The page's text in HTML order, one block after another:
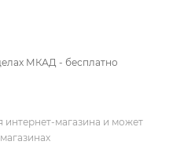
МКАД - бесплатно
интернет-магазина и может